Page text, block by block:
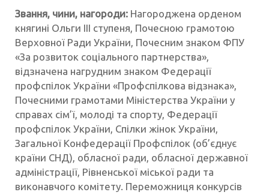
Звання, чини, нагороди: Нагороджена орденом
княгині Ольги ІІІ ступеня, Почесною грамотою
Верховної Ради України, Почесним знаком ФПУ
«За розвиток соціального партнерства»,
відзначена нагрудним знаком Федерації
профспілок України «Профспілкова відзнака»,
Почесними грамотами Міністерства України у
справах сім’ї, молоді та спорту, Федерації
профспілок України, Спілки жінок України,
Загальної Конфедерації Профспілок (об’єднує
країни СНД), обласної ради, обласної державної
адміністрації, Рівненської міської ради та
виконавчого комітету. Переможниця конкурсів